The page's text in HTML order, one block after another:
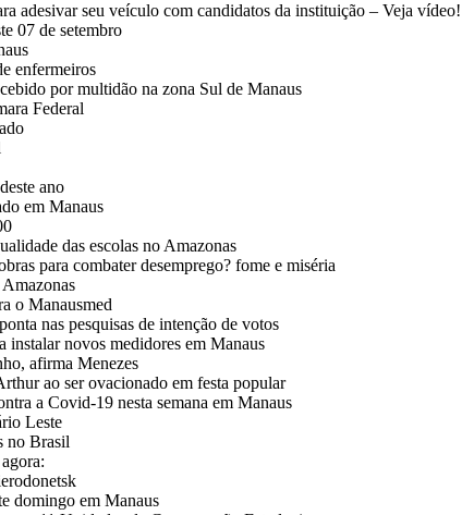
adesivar seu veículo com candidatos da instituição – Veja vídeo!
07 de setembro
enfermeiros
por multidão na zona Sul de Manaus
Federal
ano
em Manaus
das escolas no Amazonas
para combater desemprego? fome e miséria
o Manausmed
nas pesquisas de intenção de votos
instalar novos medidores em Manaus
afirma Menezes
ao ser ovacionado em festa popular
a Covid-19 nesta semana em Manaus
Leste
no Brasil
domingo em Manaus